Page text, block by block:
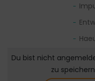
Du bist nicht
zu